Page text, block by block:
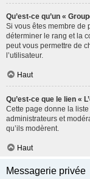
Qu’est-ce qu’un «
Si vous êtes membre de
déterminer le rang et la
peut vous permettre de
l’utilisateur.
Haut
Qu’est-ce que le lien «
Cette page donne la
administrateurs et
qu’ils modèrent.
Haut
Messagerie privée